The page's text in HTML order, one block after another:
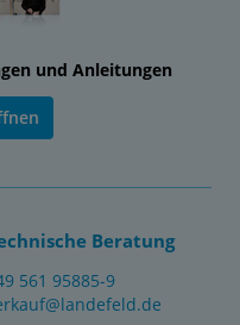
und Anleitungen
Beratung
561 95885-9